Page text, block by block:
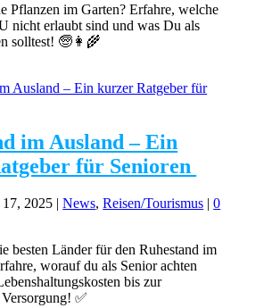
Pflanzen im Garten? Erfahre, welche
nicht erlaubt sind und was Du als
solltest! 🧓👩‍🌾
im Ausland – Ein
für Senioren
2025 |News,Reisen/Tourismus |0
besten Länder für den Ruhestand im
worauf du als Senior achten
bis zur
✅